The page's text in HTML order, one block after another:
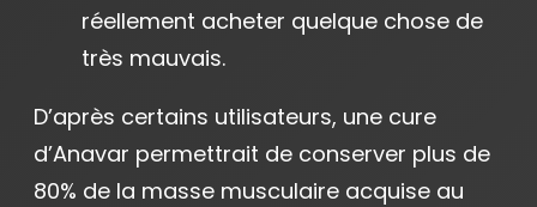
réellement acheter quelque chose de
très mauvais.
D’après certains utilisateurs, une cure
d’Anavar permettrait de conserver plus de
80% de la masse musculaire acquise au